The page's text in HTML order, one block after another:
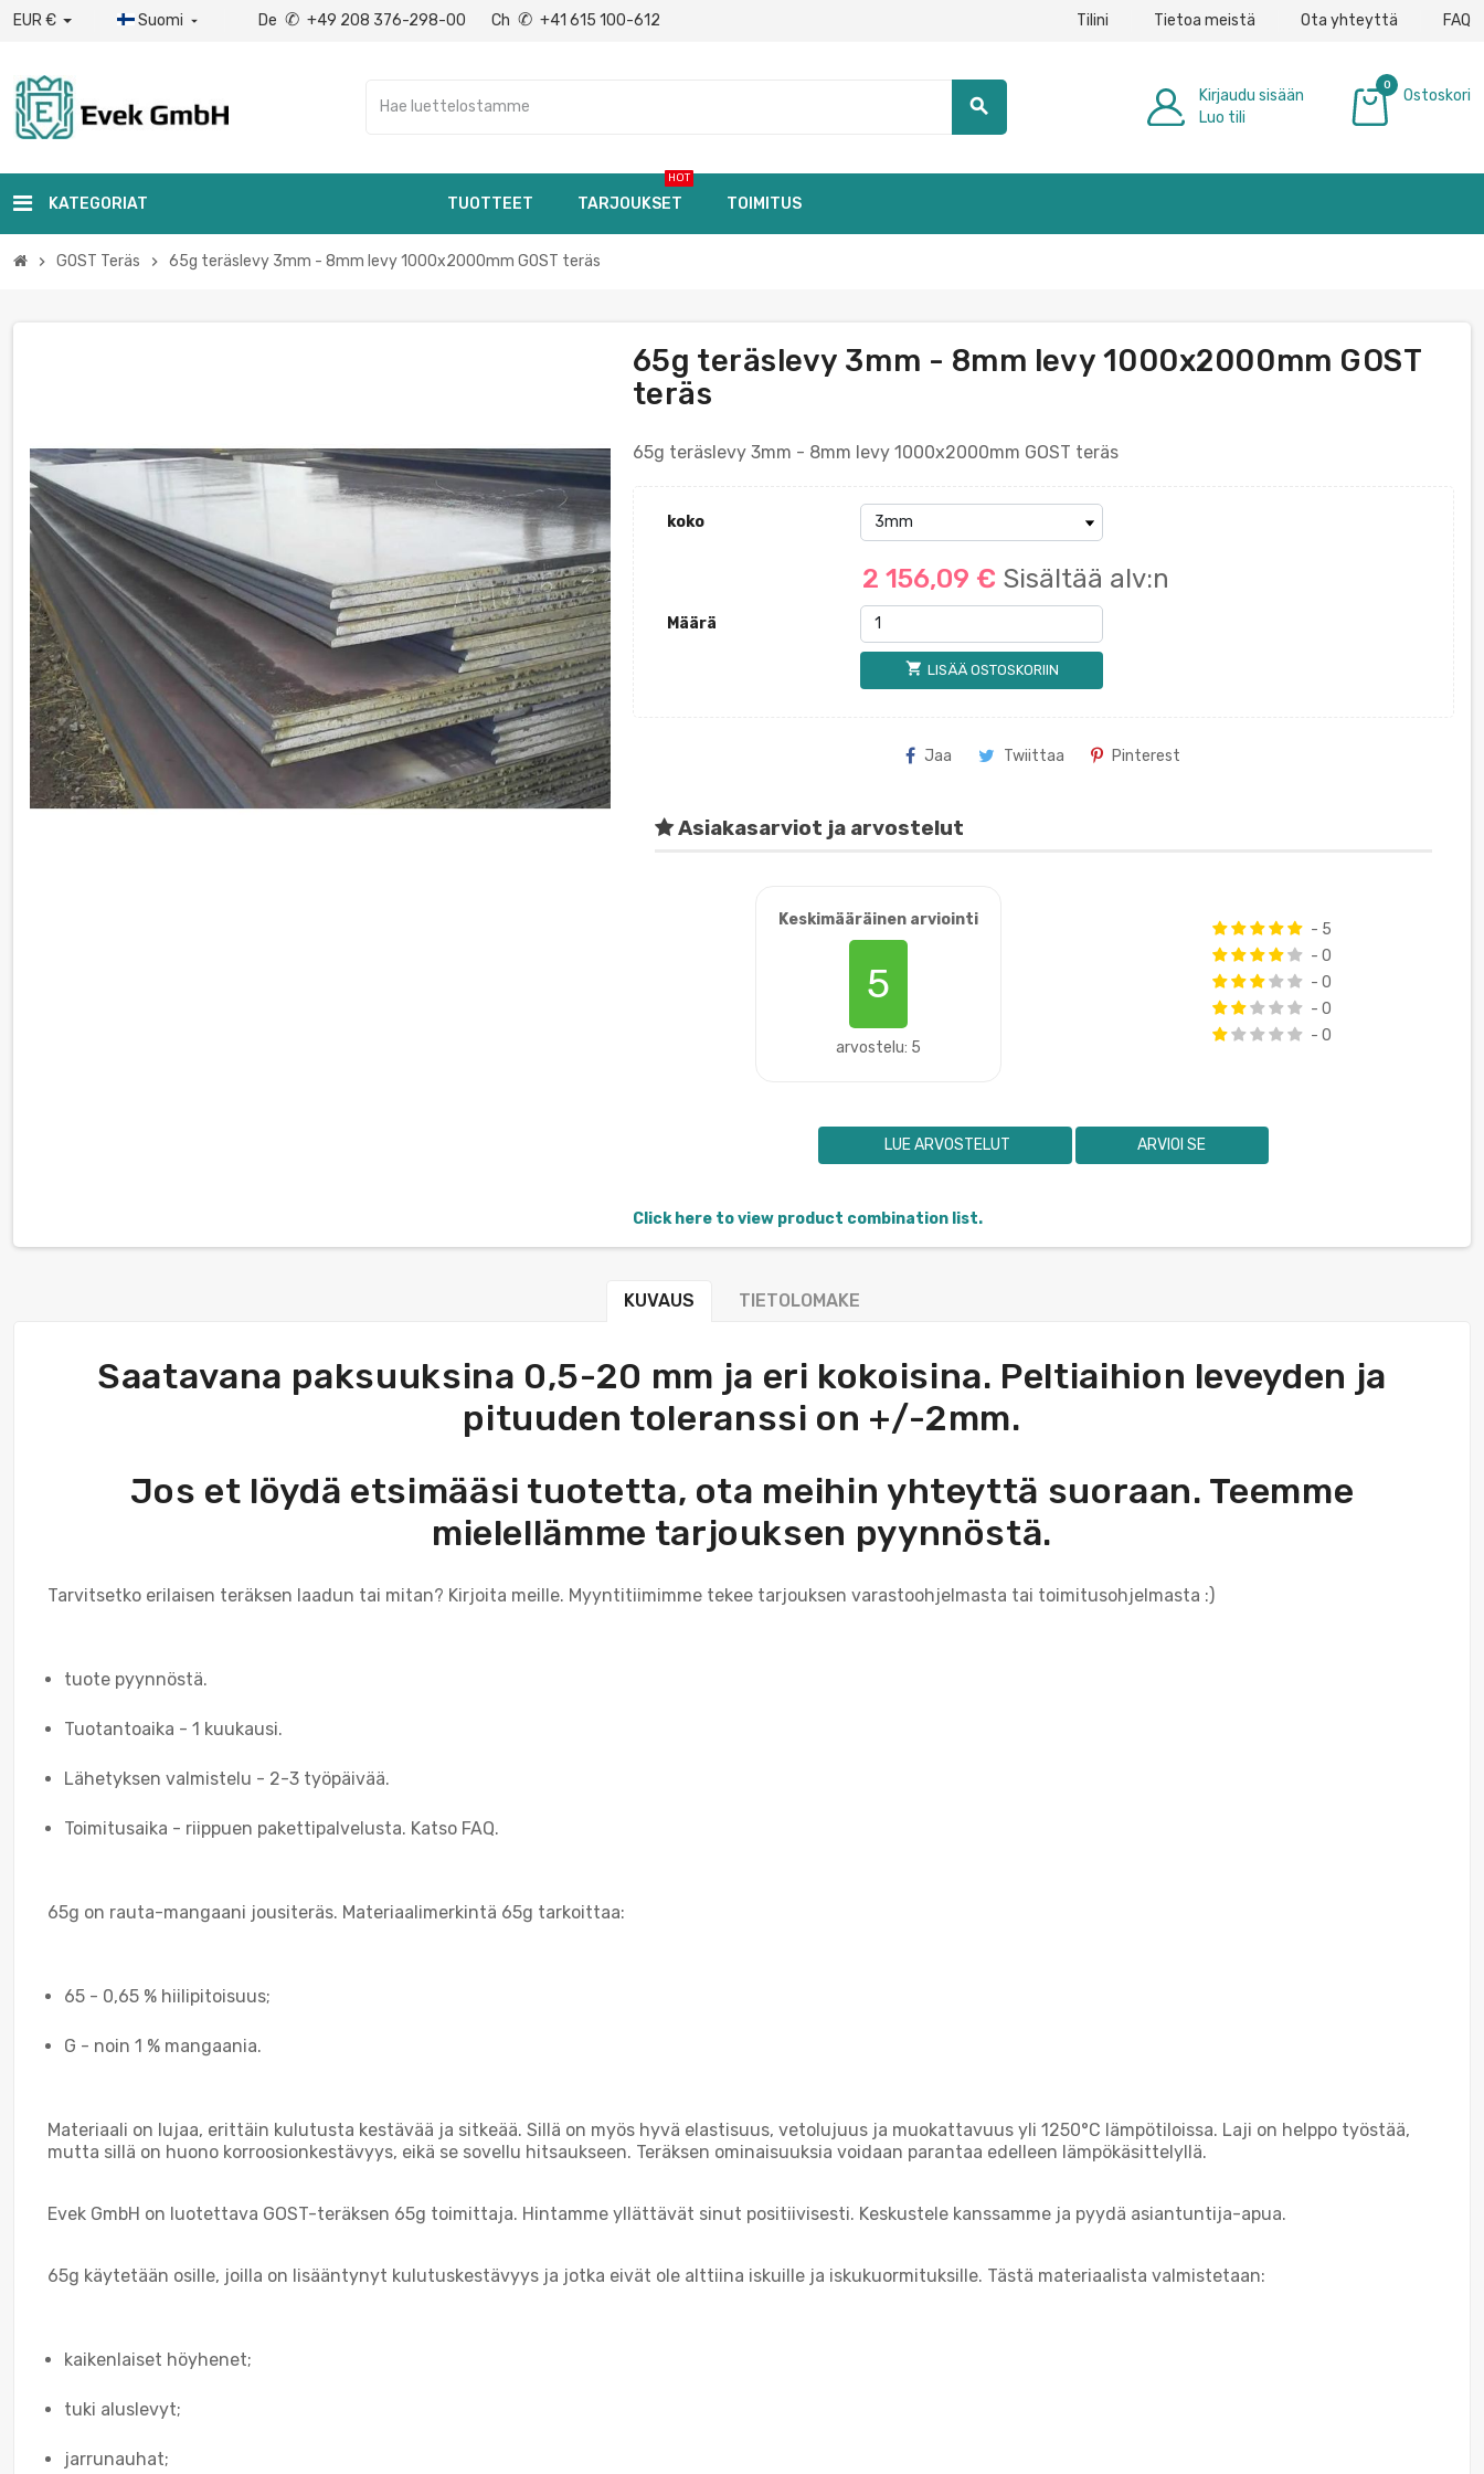
EUR € Suomi  De ✆ +49 208 376-298-00 Ch ✆ +41 615 100-612 Tilini Tietoa meistä Ota yhteyttä FAQ
search
Kirjaudu sisään
Luo tili
0
Ostoskori
KATEGORIAT TUOTTEET TARJOUKSET
HOT
TOIMITUS
chevron_right GOST Teräs chevron_right 65g teräslevy 3mm - 8mm levy 1000x2000mm GOST teräs
65g teräslevy 3mm - 8mm levy 1000x2000mm GOST
teräs
65g teräslevy 3mm - 8mm levy 1000x2000mm GOST teräs
koko
2 156,09 € Sisältää alv:n
Määrä
shopping_cart LISÄÄ OSTOSKORIIN
Jaa Twiittaa Pinterest
Asiakasarviot ja arvostelut
Keskimääräinen arviointi
5
arvostelu: 5
- 5
- 0
- 0
- 0
- 0
LUE ARVOSTELUT ARVIOI SE
Click here to view product combination list.
KUVAUS TIETOLOMAKE
Saatavana paksuuksina 0,5-20 mm ja eri kokoisina. Peltiaihion leveyden ja
pituuden toleranssi on +/-2mm.
Jos et löydä etsimääsi tuotetta, ota meihin yhteyttä suoraan. Teemme
mielellämme tarjouksen pyynnöstä.
Tarvitsetko erilaisen teräksen laadun tai mitan? Kirjoita meille. Myyntitiimimme tekee tarjouksen varastoohjelmasta tai toimitusohjelmasta :)
tuote pyynnöstä.
Tuotantoaika - 1 kuukausi.
Lähetyksen valmistelu - 2-3 työpäivää.
Toimitusaika - riippuen pakettipalvelusta. Katso FAQ.
65g on rauta-mangaani jousiteräs. Materiaalimerkintä 65g tarkoittaa:
65 - 0,65 % hiilipitoisuus;
G - noin 1 % mangaania.
Materiaali on lujaa, erittäin kulutusta kestävää ja sitkeää. Sillä on myös hyvä elastisuus, vetolujuus ja muokattavuus yli 1250°C lämpötiloissa. Laji on helppo työstää,
mutta sillä on huono korroosionkestävyys, eikä se sovellu hitsaukseen. Teräksen ominaisuuksia voidaan parantaa edelleen lämpökäsittelyllä.
Evek GmbH on luotettava GOST-teräksen 65g toimittaja. Hintamme yllättävät sinut positiivisesti. Keskustele kanssamme ja pyydä asiantuntija-apua.
65g käytetään osille, joilla on lisääntynyt kulutuskestävyys ja jotka eivät ole alttiina iskuille ja iskukuormituksille. Tästä materiaalista valmistetaan:
kaikenlaiset höyhenet;
tuki aluslevyt;
jarrunauhat;